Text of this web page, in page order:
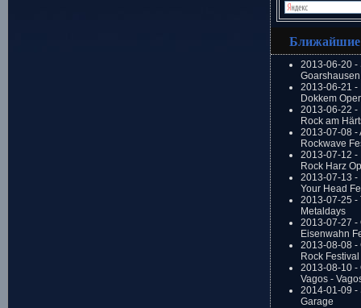
2013-06-20 -
2013-06-21 -
Dokkem
2013-06-22 -
Rock am
2013-07-08 -
Rockwave
2013-07-12 -
Rock Harz
2013-07-13 -
Your Head
2013-07-25 -
Metaldays
2013-07-27 -
Eisenwahn
2013-08-08 -
Rock Festival
2013-08-10 -
Vagos -
2014-01-09 -
Garage